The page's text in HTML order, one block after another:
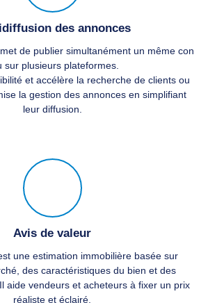
des annonces
de publier simultanément un même con
sur plusieurs plateformes.
et accélère la recherche de clients ou
la gestion des annonces en simplifiant
leur diffusion.
Avis de valeur
une estimation immobilière basée sur
des caractéristiques du bien et des
aide vendeurs et acheteurs à fixer un prix
réaliste et éclairé.